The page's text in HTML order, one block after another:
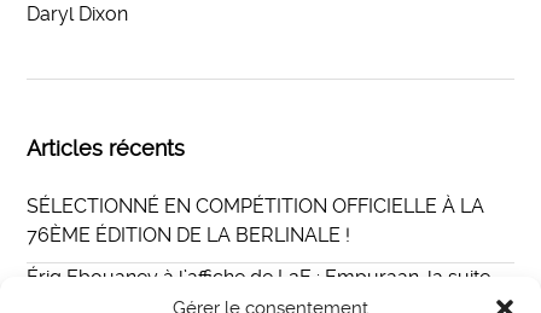
Gérer le consentement
Daryl Dixon
Articles récents
SÉLECTIONNÉ EN COMPÉTITION OFFICIELLE À LA
76ÈME ÉDITION DE LA BERLINALE !
Ériq Ebouaney à l’affiche de L2E : Empuraan, la suite
du film indien Lucifer au casting international